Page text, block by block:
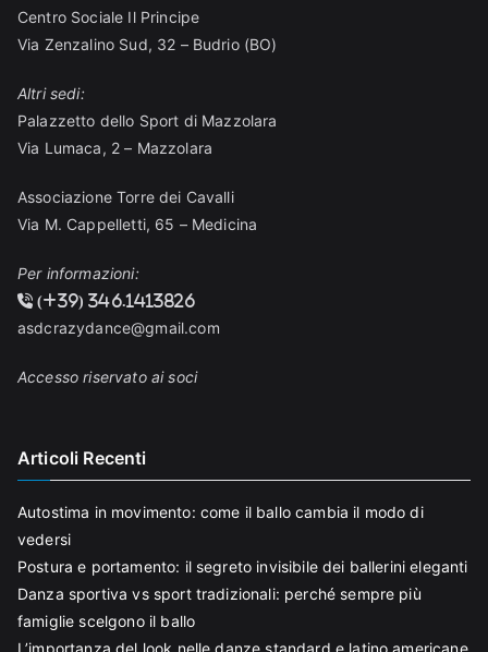
Centro Sociale Il Principe
Via Zenzalino Sud, 32 – Budrio (BO)
Altri sedi:
Palazzetto dello Sport di Mazzolara
Via Lumaca, 2 – Mazzolara
Associazione Torre dei Cavalli
Via M. Cappelletti, 65 – Medicina
Per informazioni:
(+39) 346.1413826
asdcrazydance@gmail.com
Accesso riservato ai soci
Articoli Recenti
Autostima in movimento: come il ballo cambia il modo di
vedersi
Postura e portamento: il segreto invisibile dei ballerini eleganti
Danza sportiva vs sport tradizionali: perché sempre più
famiglie scelgono il ballo
L’importanza del look nelle danze standard e latino americane